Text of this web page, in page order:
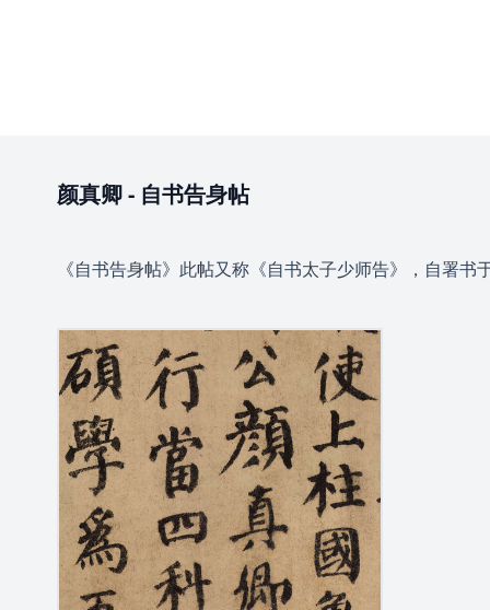
颜真卿- 自书告身帖
《自书告身帖》此帖又称《自书太子少师告》，自署